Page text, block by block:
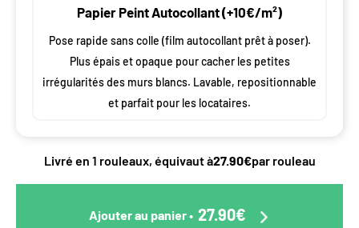
Papier Peint Autocollant (+10€/m²)
Pose rapide sans colle (film autocollant prêt à poser).
Plus épais et opaque pour cacher les petites
irrégularités des murs blancs. Lavable, repositionnable
et parfait pour les locataires.
Livré en 1 rouleaux, équivaut à27.90€par rouleau
Ajouter au panier• 27.90€